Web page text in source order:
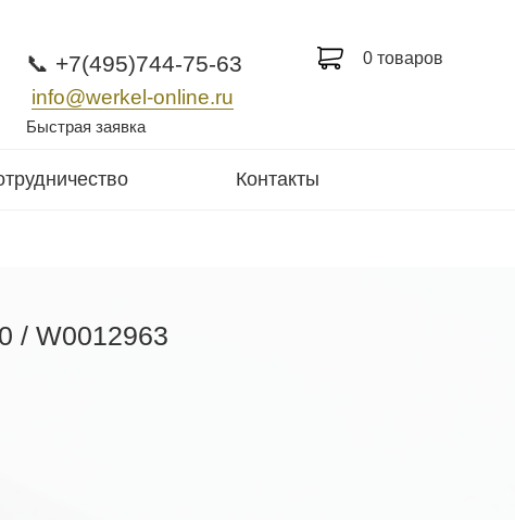
📞 +7(495)744-75-63
info@werkel-online.ru
Быстрая заявка
0 товаров
Контакты
/ W0012963